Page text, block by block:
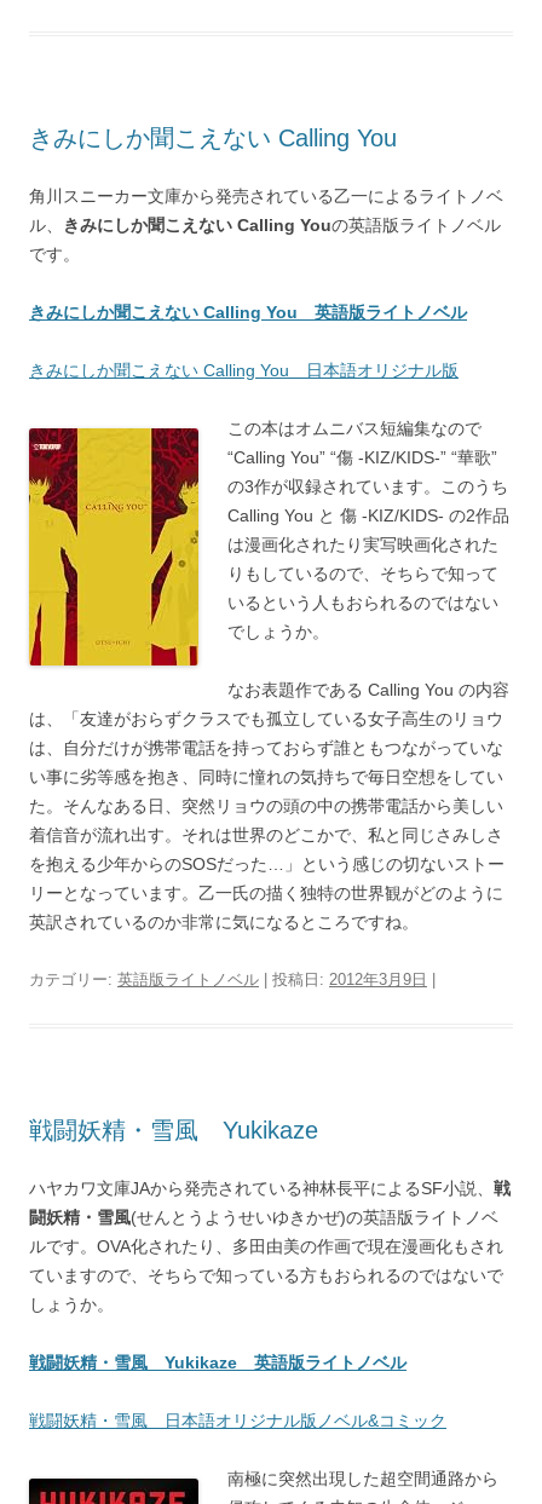
きみにしか聞こえない Calling You
角川スニーカー文庫から発売されている乙一によるライトノベ
ル、
きみにしか聞こえない Calling Youの英語版ライトノベル
です。
きみにしか聞こえない Calling You 英語版ライトノベル
きみにしか聞こえない Calling You 日本語オリジナル版
この本はオムニバス短編集なので
“Calling You” “傷 -KIZ/KIDS-” “華歌”
の3作が収録されています。このうち
Calling You と 傷 -KIZ/KIDS- の2作品
は漫画化されたり実写映画化された
りもしているので、そちらで知って
いるという人もおられるのではない
でしょうか。
なお表題作である Calling You の内容
は、「友達がおらずクラスでも孤立している女子高生のリョウ
は、自分だけが携帯電話を持っておらず誰ともつながっていな
い事に劣等感を抱き、同時に憧れの気持ちで毎日空想をしてい
た。そんなある日、突然リョウの頭の中の携帯電話から美しい
着信音が流れ出す。それは世界のどこかで、私と同じさみしさ
を抱える少年からのSOSだった…」という感じの切ないストー
リーとなっています。乙一氏の描く独特の世界観がどのように
英訳されているのか非常に気になるところですね。
カテゴリー: 英語版ライトノベル | 投稿日: 2012年3月9日
戦闘妖精・雪風 Yukikaze
ハヤカワ文庫JAから発売されている神林長平によるSF小説、 戦
闘妖精・雪風(せんとうようせいゆきかぜ)の英語版ライトノベ
ルです。OVA化されたり、多田由美の作画で現在漫画化もされ
ていますので、そちらで知っている方もおられるのではないで
しょうか。
戦闘妖精・雪風 Yukikaze 英語版ライトノベル
戦闘妖精・雪風 日本語オリジナル版ノベル&コミック
南極に突然出現した超空間通路から